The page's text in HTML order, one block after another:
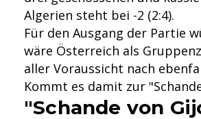
Algerien steht bei -2 (2:4).
Für den Ausgang der Partie
wäre Österreich als
aller Voraussicht nach
Kommt es damit zur
"Schande von